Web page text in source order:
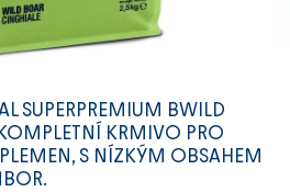
SUPERPREMIUM BWILD
KRMIVO PRO
S NÍZKÝM OBSAHEM